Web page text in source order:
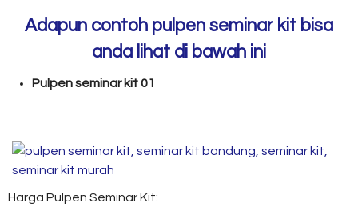
Adapun contoh pulpen seminar kit bisa
anda lihat di bawah ini
Pulpen seminar kit 01
Harga Pulpen Seminar Kit: